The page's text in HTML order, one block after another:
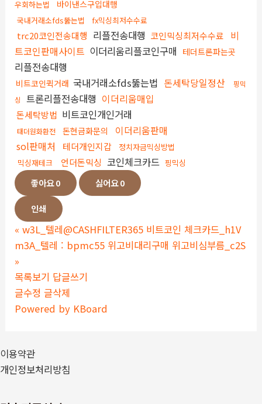
우회하는법
바이낸스구입대행
국내거래소fds뚫는법 fx믹싱최저수수료
trc20코인전송대행 리플전송대행 코인믹싱최저수수료
비
트코인판매사이트 이더리움리플코인구매 테더트론파는곳
리플전송대행
비트코인퀵거래 국내거래소fds뚫는법 돈세탁당일정산
핑믹
싱
트론리플전송대행 이더리움매입
돈세탁방법 비트코인개인거래
태더원화환전 돈현금화문의
이더리움판매
sol판매처
테더개인지갑
정치자금믹싱방법
믹싱재테크
언더돈믹싱 코인체크카드 핑믹싱
좋아요0 싫어요0
인쇄
« w3L_텔레@CASHFILTER365 비트코인 체크카드_h1V
m3A_텔레 : bpmc55 위고비대리구매 위고비심부름_c2S
»
목록보기 답글쓰기
글수정 글삭제
Powered by KBoard
이용약관
개인정보처리방침